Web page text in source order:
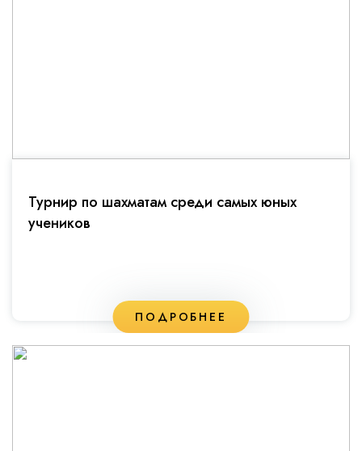
Турнир по шахматам среди самых юных
учеников
ПОДРОБНЕЕ